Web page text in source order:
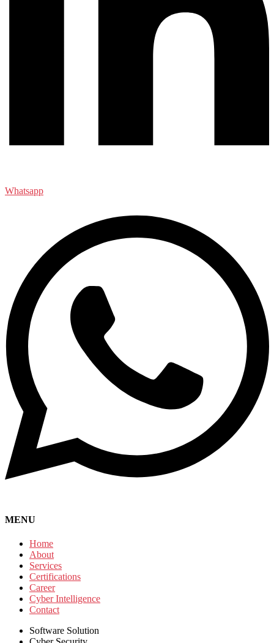
Whatsapp
MENU
Home
About
Services
Certifications
Career
Cyber Intelligence
Contact
Software Solution